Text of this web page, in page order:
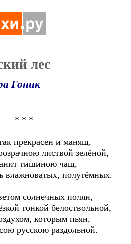
лес
Гоник
* *
прекрасен и манящ,
листвой зелёной,
тишиною чащ,
влажноватых, полутёмных.
солнечных полян,
тонкой белоствольной,
которым пьян,
русскою раздольной.